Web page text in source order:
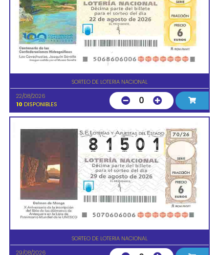
SORTEO DE LOTERIA NACIONAL
22/08/2026
10 DISPONIBLES 0
SORTEO DE LOTERIA NACIONAL
29/08/2026